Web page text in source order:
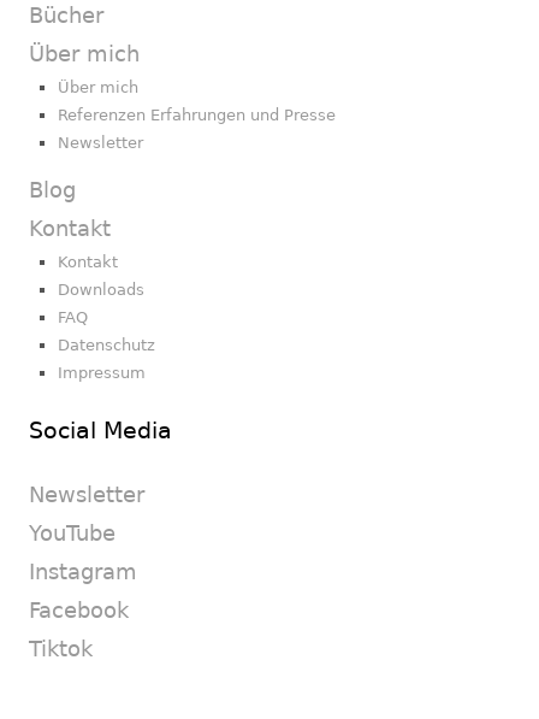
Bücher
Über mich
Über mich
Referenzen Erfahrungen und Presse
Newsletter
Blog
Kontakt
Kontakt
Downloads
FAQ
Datenschutz
Impressum
Social Media
Newsletter
YouTube
Instagram
Facebook
Tiktok